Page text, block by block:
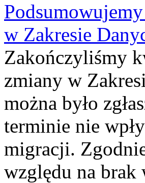
w Zakresie
Zakończyliśmy
zmiany w
można było
terminie nie
migracji.
względu na